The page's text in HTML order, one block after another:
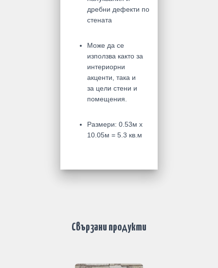
дребни дефекти по
стената
Може да се
използва както за
интериорни
акценти, така и
за цели стени и
помещения.
Размери: 0.53м x
10.05м = 5.3 кв.м
Свързани продукти